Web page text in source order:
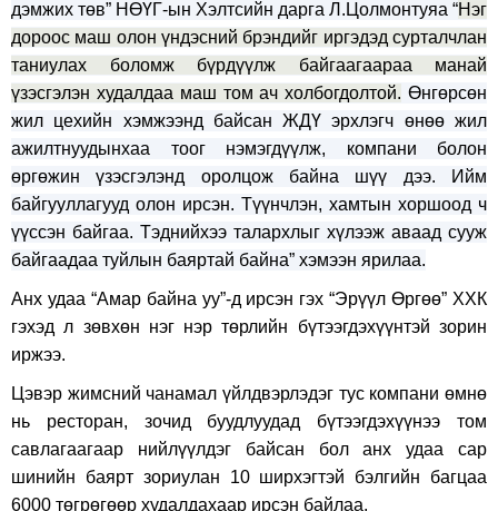
дэмжих төв” НӨҮГ-ын Хэлтсийн дарга Л.Цолмонтуяа “Нэг
дороос маш олон үндэсний брэндийг иргэдэд сурталчлан
таниулах боломж бүрдүүлж байгаагаараа манай
үзэсгэлэн худалдаа маш том ач холбогдолтой. Өнгөрсөн
жил цехийн хэмжээнд байсан ЖДҮ эрхлэгч өнөө жил
ажилтнуудынхаа тоог нэмэгдүүлж, компани болон
өргөжин үзэсгэлэнд оролцож байна шүү дээ. Ийм
байгууллагууд олон ирсэн. Түүнчлэн, хамтын хоршоод ч
үүссэн байгаа. Тэднийхээ талархлыг хүлээж аваад сууж
байгаадаа туйлын баяртай байна” хэмээн ярилаа.
Анх удаа “Амар байна уу”-д ирсэн гэх “Эрүүл Өргөө” ХХК
гэхэд л зөвхөн нэг нэр төрлийн бүтээгдэхүүнтэй зорин
иржээ.
Цэвэр жимсний чанамал үйлдвэрлэдэг тус компани өмнө
нь ресторан, зочид буудлуудад бүтээгдэхүүнээ том
савлагаагаар нийлүүлдэг байсан бол анх удаа сар
шинийн баярт зориулан 10 ширхэгтэй бэлгийн багцаа
6000 төгрөгөөр худалдахаар ирсэн байлаа.